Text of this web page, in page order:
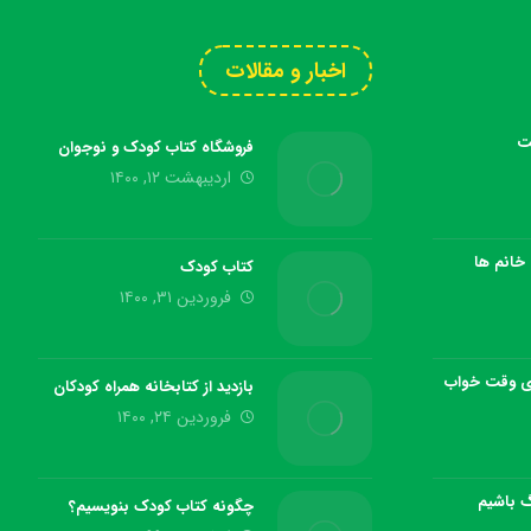
ها
وقت خواب
باشیم
اخبار و مقالات
فروشگاه کتاب کودک و نوجوان
اردیبهشت ۱۲, ۱۴۰۰
کتاب کودک
فروردین ۳۱, ۱۴۰۰
بازدید از کتابخانه همراه کودکان
فروردین ۲۴, ۱۴۰۰
چگونه کتاب کودک بنویسیم؟